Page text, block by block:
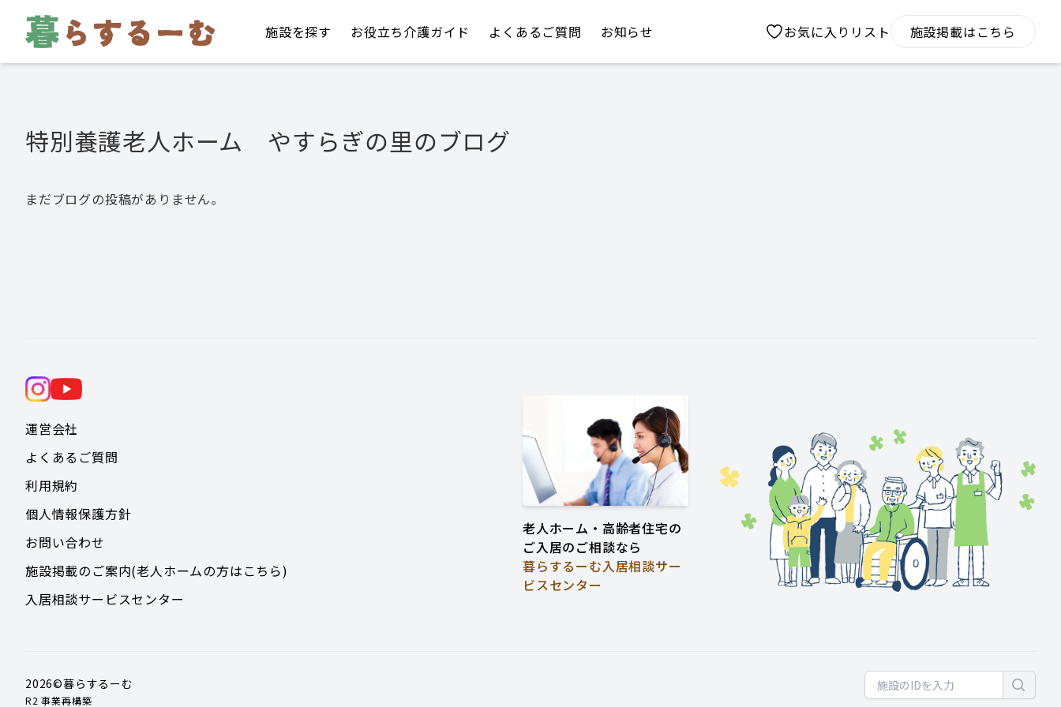
施設を探す お役立ち介護ガイド よくあるご質問 お知らせ お気に入りリスト 施設掲載はこちら
特別養護老人ホーム やすらぎの里のブログ
まだブログの投稿がありません。
運営会社
よくあるご質問
利用規約
個人情報保護方針
お問い合わせ
施設掲載のご案内(老人ホームの方はこちら)
入居相談サービスセンター
老人ホーム・高齢者住宅の
ご入居のご相談なら
暮らするーむ入居相談サー
ビスセンター
2026©暮らするーむ
R2 事業再構築